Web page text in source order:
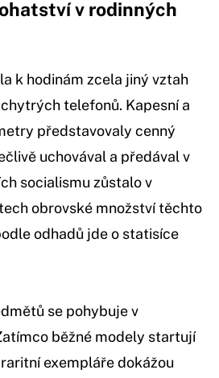
v rodinných
k hodinám zcela jiný vztah
telefonů. Kapesní a
představovaly cenný
uchovával a předával v
socialismu zůstalo v
obrovské množství těchto
odhadů jde o statisíce
se pohybuje v
běžné modely startují
exempláře dokážou